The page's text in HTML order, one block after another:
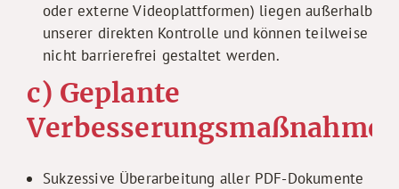
oder externe Videoplattformen) liegen außerhalb
unserer direkten Kontrolle und können teilweise
nicht barrierefrei gestaltet werden.
c) Geplante
Sukzessive Überarbeitung aller PDF-Dokumente